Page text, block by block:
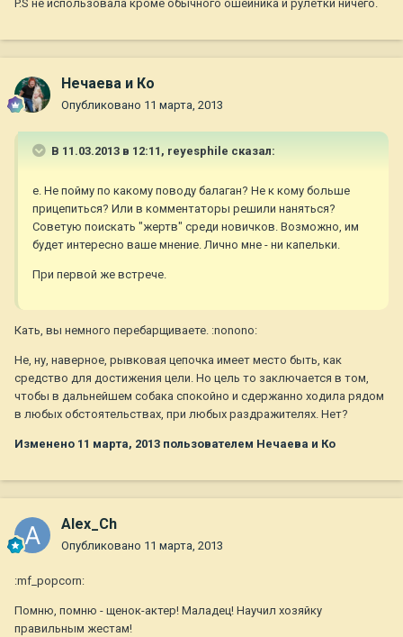
P.S не использовала кроме обычного ошейника и рулетки ничего.
Нечаева и Ко
Опубликовано 11 марта, 2013
В 11.03.2013 в 12:11, reyesphile сказал:
е. Не пойму по какому поводу балаган? Не к кому больше
прицепиться? Или в комментаторы решили наняться?
Советую поискать "жертв" среди новичков. Возможно, им
будет интересно ваше мнение. Лично мне - ни капельки.
При первой же встрече.
Кать, вы немного перебарщиваете. :nonono:
Не, ну, наверное, рывковая цепочка имеет место быть, как
средство для достижения цели. Но цель то заключается в том,
чтобы в дальнейшем собака спокойно и сдержанно ходила рядом
в любых обстоятельствах, при любых раздражителях. Нет?
Изменено 11 марта, 2013 пользователем Нечаева и Ко
Alex_Ch
Опубликовано 11 марта, 2013
:mf_popcorn:
Помню, помню - щенок-актер! Маладец! Научил хозяйку
правильным жестам!